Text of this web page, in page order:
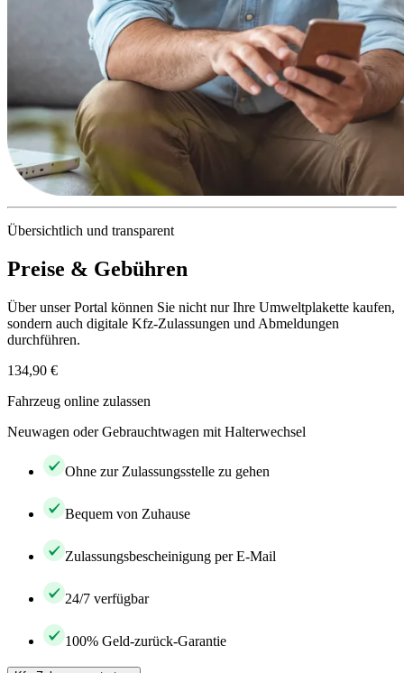
Übersichtlich und transparent
Preise & Gebühren
Über unser Portal können Sie nicht nur Ihre Umweltplakette kaufen,
sondern auch digitale Kfz-Zulassungen und Abmeldungen
durchführen.
134,90 €
Fahrzeug online zulassen
Neuwagen oder Gebrauchtwagen mit Halterwechsel
Ohne zur Zulassungsstelle zu gehen
Bequem von Zuhause
Zulassungsbescheinigung per E-Mail
24/7 verfügbar
100% Geld-zurück-Garantie